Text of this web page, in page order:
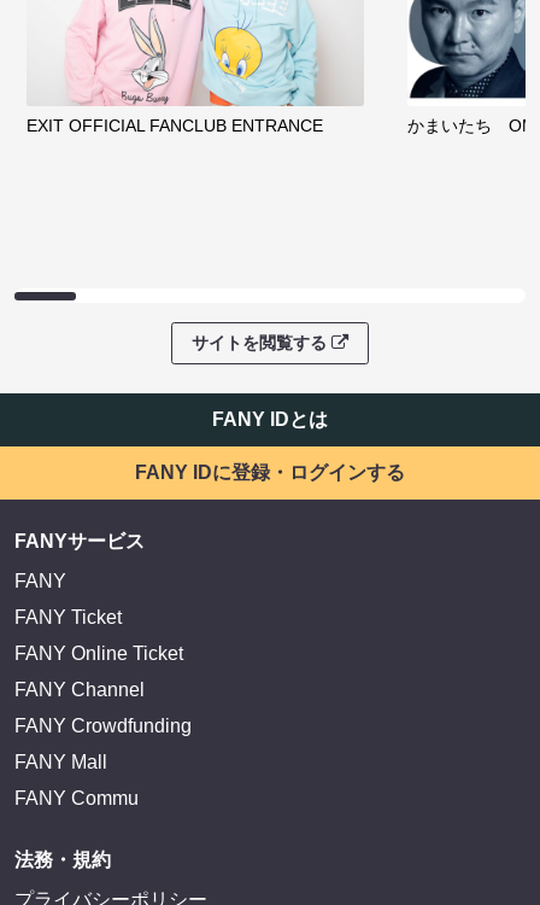
EXIT OFFICIAL FANCLUB ENTRANCE かまいたち
サイトを閲覧する
FANY IDとは
FANY IDに登録・ログインする
FANYサービス
FANY
FANY Ticket
FANY Online Ticket
FANY Channel
FANY Crowdfunding
FANY Mall
FANY Commu
法務・規約
プライバシーポリシー